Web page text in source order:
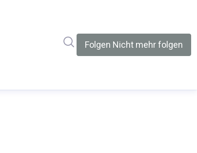
Im Newsroom suchen
Folgen Nicht mehr folgen